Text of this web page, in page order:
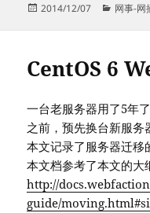
发
2014/12/07
分
网事-网
CentOS 6
一台老服务器用了5年
之前，预先换台新服务
本文记录了服务器迁移
本文档参考了本文的大
http://
guide/